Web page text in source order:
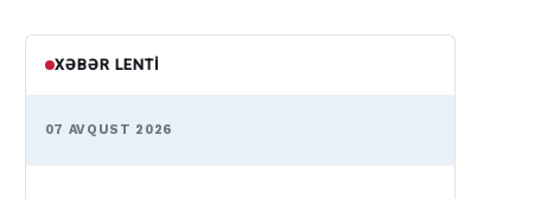
XƏBƏR LENTI
07 AVQUST 2026